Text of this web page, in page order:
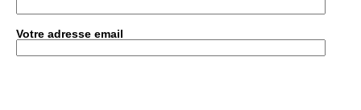
Votre adresse email